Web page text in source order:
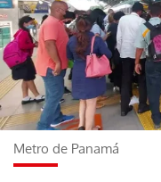
Metro de Panamá